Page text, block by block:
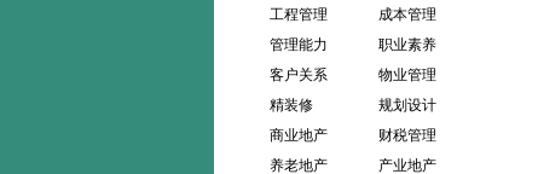
工程管理
成本管理
管理能力
职业素养
客户关系
物业管理
精装修
规划设计
商业地产
财税管理
养老地产
产业地产